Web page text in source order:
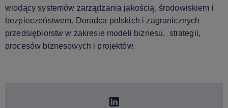
wiodący systemów zarządzania jakością, środowiskiem i
bezpieczeństwem. Doradca polskich i zagranicznych
przedsiębiorstw w zakresie modeli biznesu, strategii,
procesów biznesowych i projektów.